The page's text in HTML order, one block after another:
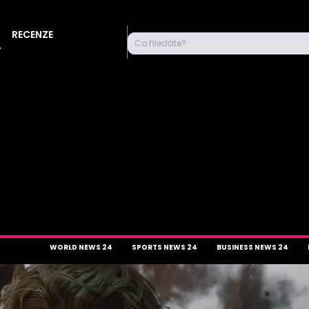
RECENZE
Co hledáte?
WORLD NEWS 24 SPORTS NEWS 24 BUSINESS NEWS 24